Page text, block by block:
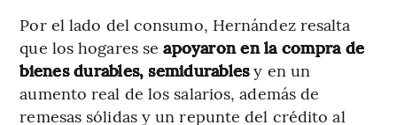
Por el lado del consumo, Hernández resalta
que los hogares seapoyaron en la compra de
bienes durables, semidurablesy en un
aumento real de los salarios, además de
remesas sólidas y un repunte del crédito al